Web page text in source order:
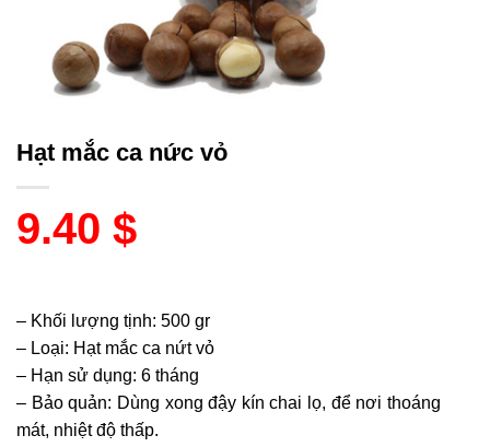
Hạt mắc ca nức vỏ
9.40 $
– Khối lượng tịnh: 500 gr
– Loại: Hạt mắc ca nứt vỏ
– Hạn sử dụng: 6 tháng
– Bảo quản: Dùng xong đậy kín chai lọ, để nơi thoáng
mát, nhiệt độ thấp.